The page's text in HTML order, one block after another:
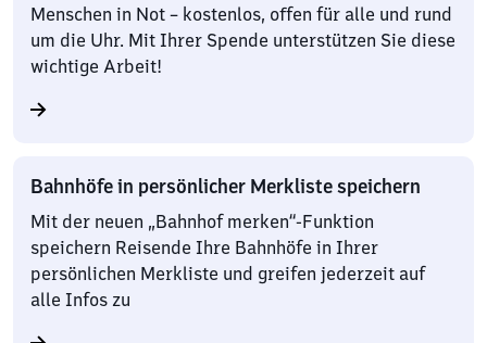
Menschen in Not – kostenlos, offen für alle und rund
um die Uhr. Mit Ihrer Spende unterstützen Sie diese
wichtige Arbeit!
Bahnhöfe in persönlicher Merkliste speichern
Mit der neuen „Bahnhof merken“-Funktion
speichern Reisende Ihre Bahnhöfe in Ihrer
persönlichen Merkliste und greifen jederzeit auf
alle Infos zu